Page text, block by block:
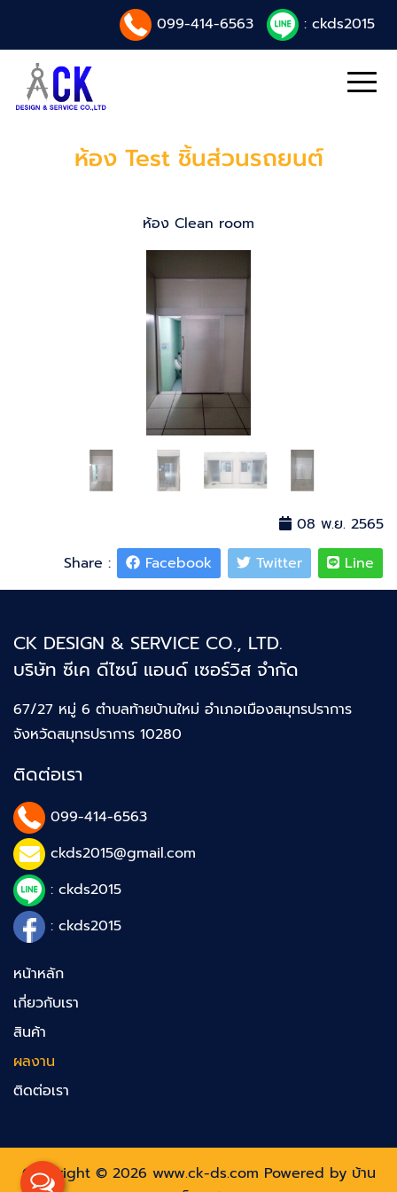
099-414-6563 : ckds2015
ห้อง Test ชิ้นส่วนรถยนต์
ห้อง Clean room
08 พ.ย. 2565
Share :
Facebook Twitter Line
CK DESIGN & SERVICE CO., LTD.
บริษัท ซีเค ดีไซน์ แอนด์ เซอร์วิส จำกัด
67/27 หมู่ 6 ตำบลท้ายบ้านใหม่ อำเภอเมืองสมุทรปราการ
จังหวัดสมุทรปราการ 10280
ติดต่อเรา
099-414-6563
ckds2015@gmail.com
: ckds2015
: ckds2015
หน้าหลัก
เกี่ยวกับเรา
สินค้า
ผลงาน
ติดต่อเรา
Copyright © 2026 www.ck-ds.com Powered by บ้าน